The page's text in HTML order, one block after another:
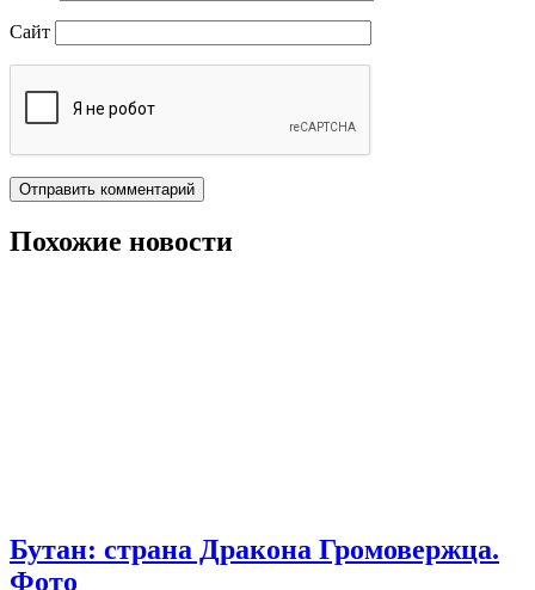
Сайт
Похожие новости
Бутан: страна Дракона Громовержца.
Фото